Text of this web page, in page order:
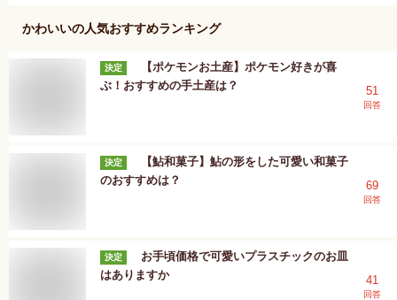
かわいいの人気おすすめランキング
決定
【ポケモンお土産】ポケモン好きが喜
ぶ！おすすめの手土産は？
51
回答
決定
【鮎和菓子】鮎の形をした可愛い和菓子
のおすすめは？
69
回答
決定
お手頃価格で可愛いプラスチックのお皿
はありますか
41
回答